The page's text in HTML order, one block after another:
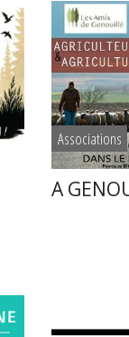
Associations
A